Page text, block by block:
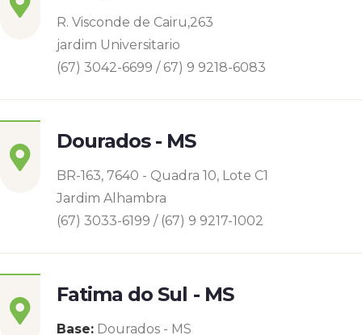
R. Visconde de Cairu,263
jardim Universitario
(67) 3042-6699 / 67) 9 9218-6083
Dourados - MS
BR-163, 7640 - Quadra 10, Lote C1
Jardim Alhambra
(67) 3033-6199 / (67) 9 9217-1002
Fatima do Sul - MS
Base: Dourados - MS